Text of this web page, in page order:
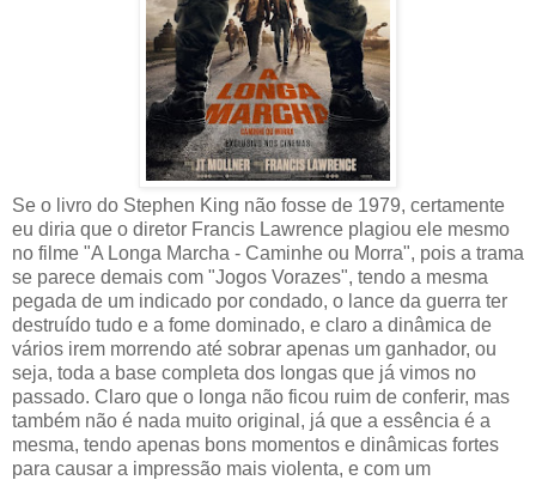
Se o livro do Stephen King não fosse de 1979, certamente
eu diria que o diretor Francis Lawrence plagiou ele mesmo
no filme "A Longa Marcha - Caminhe ou Morra", pois a trama
se parece demais com "Jogos Vorazes", tendo a mesma
pegada de um indicado por condado, o lance da guerra ter
destruído tudo e a fome dominado, e claro a dinâmica de
vários irem morrendo até sobrar apenas um ganhador, ou
seja, toda a base completa dos longas que já vimos no
passado. Claro que o longa não ficou ruim de conferir, mas
também não é nada muito original, já que a essência é a
mesma, tendo apenas bons momentos e dinâmicas fortes
para causar a impressão mais violenta, e com um